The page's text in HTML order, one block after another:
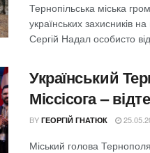
Тернопільська міська
українських захисників
Сергій Надал особисто
Український
Міссісога –
BY ГЕОРГІЙ ГНАТЮК
Міський голова